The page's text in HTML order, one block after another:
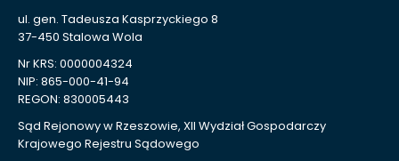
ul. gen. Tadeusza Kasprzyckiego 8
37-450 Stalowa Wola
Nr KRS: 0000004324
NIP: 865-000-41-94
REGON: 830005443
Sąd Rejonowy w Rzeszowie, XII Wydział Gospodarczy
Krajowego Rejestru Sądowego